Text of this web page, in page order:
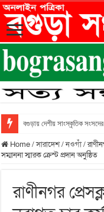
বগুড়ায় দেশীয় সাংস্কৃতিক
Home/সারাদেশ/নওগাঁ/
সম্মাননা স্মারক ক্রেস্ট প্রদান অনুষ্ঠিত
রাণীনগর